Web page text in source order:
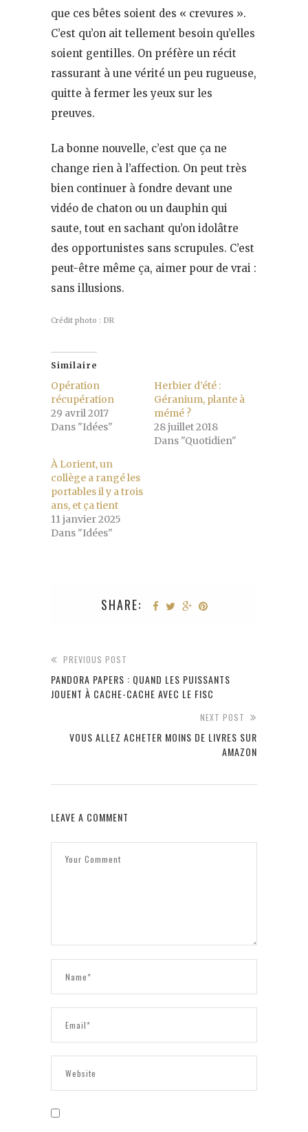
que ces bêtes soient des « crevures ».
C’est qu’on ait tellement besoin qu’elles
soient gentilles. On préfère un récit
rassurant à une vérité un peu rugueuse,
quitte à fermer les yeux sur les
preuves.
La bonne nouvelle, c’est que ça ne
change rien à l’affection. On peut très
bien continuer à fondre devant une
vidéo de chaton ou un dauphin qui
saute, tout en sachant qu’on idolâtre
des opportunistes sans scrupules. C’est
peut-être même ça, aimer pour de vrai :
sans illusions.
Crédit photo : DR
Similaire
Opération
récupération
29 avril 2017
Dans "Idées"
Herbier d’été :
Géranium, plante à
mémé ?
28 juillet 2018
Dans "Quotidien"
À Lorient, un
collège a rangé les
portables il y a trois
ans, et ça tient
11 janvier 2025
Dans "Idées"
SHARE:
PREVIOUS POST
PANDORA PAPERS : QUAND LES PUISSANTS
JOUENT À CACHE-CACHE AVEC LE FISC
NEXT POST
VOUS ALLEZ ACHETER MOINS DE LIVRES SUR
AMAZON
LEAVE A COMMENT